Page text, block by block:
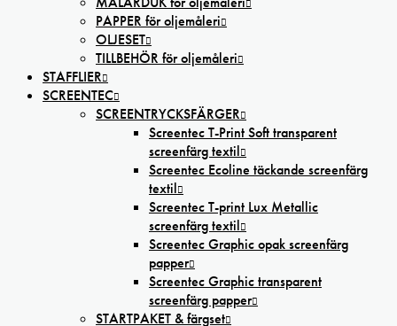
PAPPER för oljemåleri
OLJESET
TILLBEHÖR för oljemåleri
STAFFLIER
SCREENTEC
SCREENTRYCKSFÄRGER
Screentec T-Print Soft transparent
screenfärg textil
Screentec Ecoline täckande screenfärg
textil
Screentec T-print Lux Metallic
screenfärg textil
Screentec Graphic opak screenfärg
papper
Screentec Graphic transparent
screenfärg papper
STARTPAKET & färgset